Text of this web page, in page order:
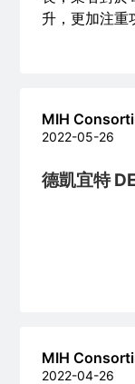
升，更加注重
MIH
2022-05-26
德凱宜特
MIH
2022-04-26